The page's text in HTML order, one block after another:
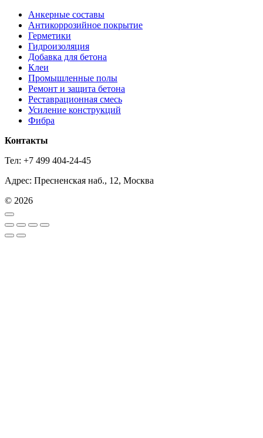
Анкерные составы
Антикоррозийное покрытие
Герметики
Гидроизоляция
Добавка для бетона
Клеи
Промышленные полы
Ремонт и защита бетона
Реставрационная смесь
Усиление конструкций
Фибра
Контакты
Тел: +7 499 404-24-45
Адрес: Пресненская наб., 12, Москва
© 2026